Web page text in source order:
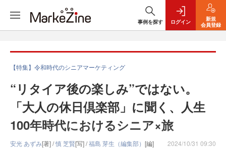
事例を探す ログイン
新規
会員登録
【特集】令和時代のシニアマーケティング
“リタイア後の楽しみ”ではない。
「大人の休日倶楽部」に聞く、人生
100年時代におけるシニア×旅
安光 あずみ[著] /慎 芝賢[写] /福島 芽生（編集部） [編] 2024/10/31 09:30